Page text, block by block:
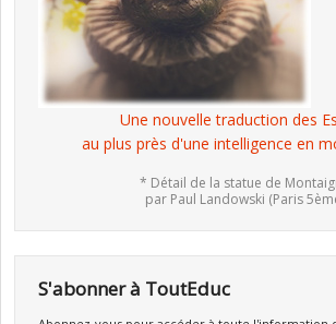
Une nouvelle traduction des
au plus près d'une intelligence en
* Détail de la statue de
par Paul Landowski (Paris
S'abonner à ToutEduc